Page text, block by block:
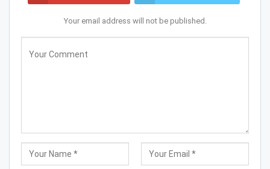
Your email address will not be published.